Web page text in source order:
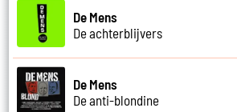
De Mens
De achterblijvers
De Mens
De anti-blondine